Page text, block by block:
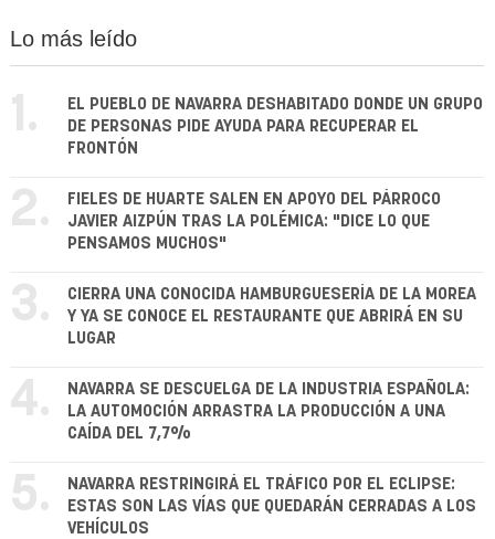
Lo más leído
1.
EL PUEBLO DE NAVARRA DESHABITADO DONDE UN GRUPO
DE PERSONAS PIDE AYUDA PARA RECUPERAR EL
FRONTÓN
2.
FIELES DE HUARTE SALEN EN APOYO DEL PÁRROCO
JAVIER AIZPÚN TRAS LA POLÉMICA: "DICE LO QUE
PENSAMOS MUCHOS"
3.
CIERRA UNA CONOCIDA HAMBURGUESERÍA DE LA MOREA
Y YA SE CONOCE EL RESTAURANTE QUE ABRIRÁ EN SU
LUGAR
4.
NAVARRA SE DESCUELGA DE LA INDUSTRIA ESPAÑOLA:
LA AUTOMOCIÓN ARRASTRA LA PRODUCCIÓN A UNA
CAÍDA DEL 7,7%
5.
NAVARRA RESTRINGIRÁ EL TRÁFICO POR EL ECLIPSE:
ESTAS SON LAS VÍAS QUE QUEDARÁN CERRADAS A LOS
VEHÍCULOS